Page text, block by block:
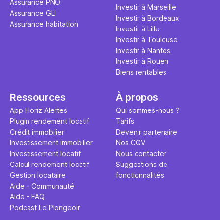
Assurance PNO
Assurance GLI
Assurance habitation
Investir à Marseille
Investir à Bordeaux
Investir à Lille
Investir à Toulouse
Investir à Nantes
Investir à Rouen
Biens rentables
Ressources
App Horiz Alertes
Plugin rendement locatif
Crédit immobilier
Investissement immobilier
Investissement locatif
Calcul rendement locatif
Gestion locataire
Aide - Communauté
Aide - FAQ
Podcast Le Plongeoir
À propos
Qui sommes-nous ?
Tarifs
Devenir partenaire
Nos CGV
Nous contacter
Suggestions de
fonctionnalités